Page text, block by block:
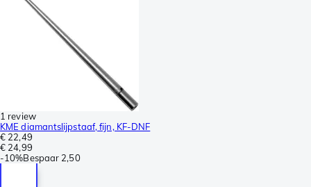
1 review
KME diamantslijpstaaf, fijn, KF-DNF
€ 22,49
€ 24,99
-10%Bespaar 2,50